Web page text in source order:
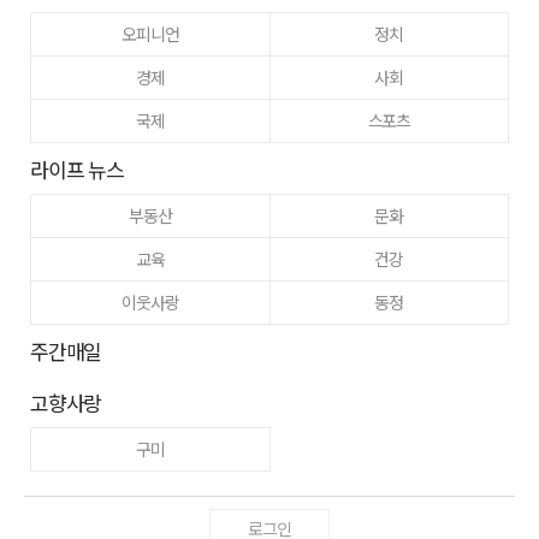
오피니언
정치
경제
사회
국제
스포츠
라이프 뉴스
부동산
문화
교육
건강
이웃사랑
동정
주간매일
고향사랑
구미
로그인